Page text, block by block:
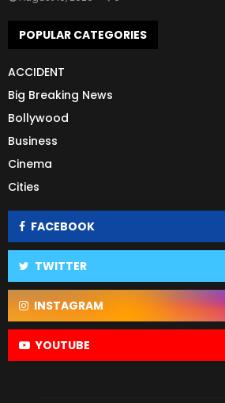
POPULAR CATEGORIES
ACCIDENT
Big Breaking News
Bollywood
Business
Cinema
Cities
FACEBOOK
TWITTER
INSTAGRAM
YOUTUBE